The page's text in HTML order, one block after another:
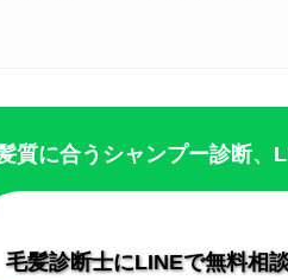
質に合うシャンプー診断、
毛髪診断士にLINEで無料相